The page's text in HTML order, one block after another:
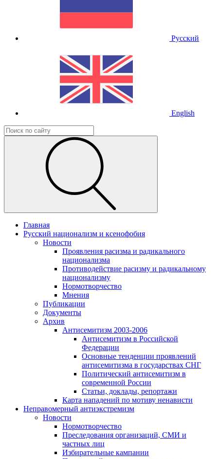
Русский
English
Главная
Русский национализм и ксенофобия
Новости
Проявления расизма и радикального
национализма
Противодействие расизму и радикальному
национализму
Нормотворчество
Мнения
Публикации
Документы
Архив
Антисемитизм 2003-2006
Антисемитизм в Российской
Федерации
Основные тенденции проявлений
антисемитизма в государствах СНГ
Политический антисемитизм в
современной России
Статьи, доклады, репортажи
Карта нападений по мотиву ненависти
Неправомерный антиэкстремизм
Новости
Нормотворчество
Преследования организаций, СМИ и
частных лиц
Избирательные кампании